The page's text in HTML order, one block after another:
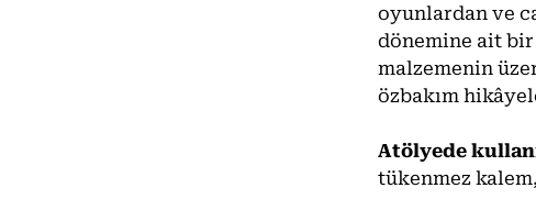
oyunlardan ve
dönemine ait bir
malzemenin
özbakım
Atölyede
tükenmez